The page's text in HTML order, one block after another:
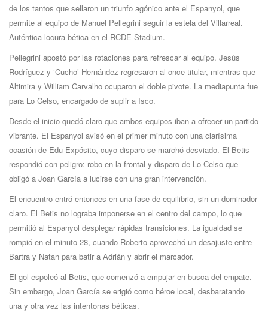
de los tantos que sellaron un triunfo agónico ante el Espanyol, que
permite al equipo de Manuel Pellegrini seguir la estela del Villarreal.
Auténtica locura bética en el RCDE Stadium.
Pellegrini apostó por las rotaciones para refrescar al equipo. Jesús
Rodríguez y ‘Cucho’ Hernández regresaron al once titular, mientras que
Altimira y William Carvalho ocuparon el doble pivote. La mediapunta fue
para Lo Celso, encargado de suplir a Isco.
Desde el inicio quedó claro que ambos equipos iban a ofrecer un partido
vibrante. El Espanyol avisó en el primer minuto con una clarísima
ocasión de Edu Expósito, cuyo disparo se marchó desviado. El Betis
respondió con peligro: robo en la frontal y disparo de Lo Celso que
obligó a Joan García a lucirse con una gran intervención.
El encuentro entró entonces en una fase de equilibrio, sin un dominador
claro. El Betis no lograba imponerse en el centro del campo, lo que
permitió al Espanyol desplegar rápidas transiciones. La igualdad se
rompió en el minuto 28, cuando Roberto aprovechó un desajuste entre
Bartra y Natan para batir a Adrián y abrir el marcador.
El gol espoleó al Betis, que comenzó a empujar en busca del empate.
Sin embargo, Joan García se erigió como héroe local, desbaratando
una y otra vez las intentonas béticas.